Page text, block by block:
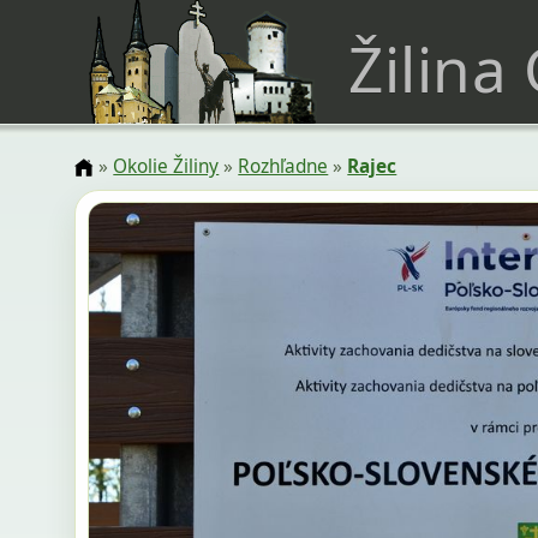
Žilina
» Okolie Žiliny» Rozhľadne » Rajec